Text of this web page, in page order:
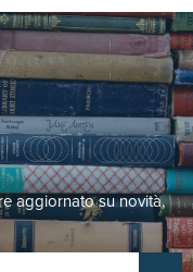
aggiornato su novità,